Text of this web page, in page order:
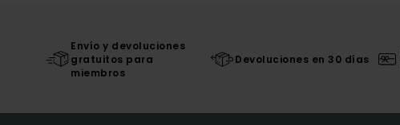
Envío y devoluciones
gratuitos para
miembros
Devoluciones en 30 días